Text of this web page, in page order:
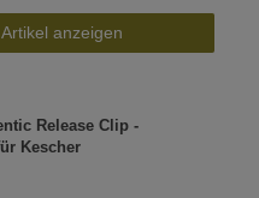
Artikel anzeigen
Release Clip -
Kescher